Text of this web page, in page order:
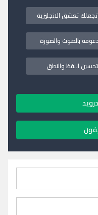
تعشق الانجليزية
بالصوت والصورة